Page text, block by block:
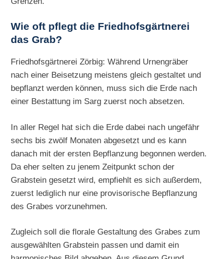
Wie oft pflegt die Friedhofsgärtnerei
das Grab?
Friedhofsgärtnerei Zörbig: Während Urnengräber
nach einer Beisetzung meistens gleich gestaltet und
bepflanzt werden können, muss sich die Erde nach
einer Bestattung im Sarg zuerst noch absetzen.
In aller Regel hat sich die Erde dabei nach ungefähr
sechs bis zwölf Monaten abgesetzt und es kann
danach mit der ersten Bepflanzung begonnen werden.
Da eher selten zu jenem Zeitpunkt schon der
Grabstein gesetzt wird, empfiehlt es sich außerdem,
zuerst lediglich nur eine provisorische Bepflanzung
des Grabes vorzunehmen.
Zugleich soll die florale Gestaltung des Grabes zum
ausgewählten Grabstein passen und damit ein